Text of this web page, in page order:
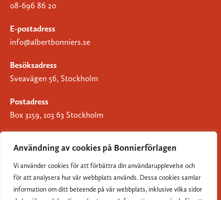
Användning av cookies på Bonnierförlagen
Vi använder cookies för att förbättra din användarupplevelse och
för att analysera hur vår webbplats används. Dessa cookies samlar
information om ditt beteende på vår webbplats, inklusive vilka sidor
08-696 86 20
E-postadress
info@albertbonniers.se
Besöksadress
Sveavägen 56, Stockholm
Postadress
Box 3159, 103 63 Stockholm
Om Bonnierförlagen
Cookies